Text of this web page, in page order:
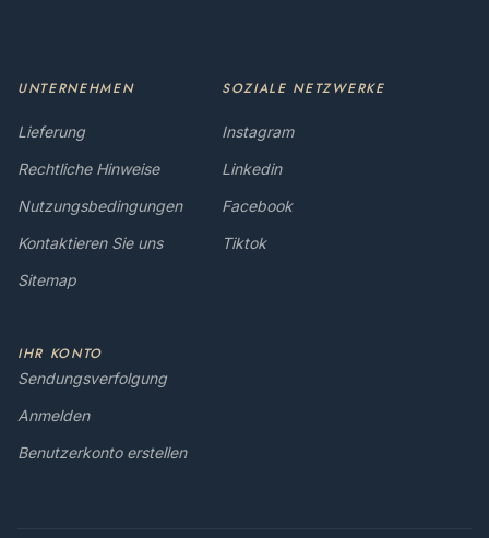
UNTERNEHMEN
Lieferung
Rechtliche Hinweise
Nutzungsbedingungen
Kontaktieren Sie uns
Sitemap
SOZIALE NETZWERKE
Instagram
Linkedin
Facebook
Tiktok
IHR KONTO
Sendungsverfolgung
Anmelden
Benutzerkonto erstellen